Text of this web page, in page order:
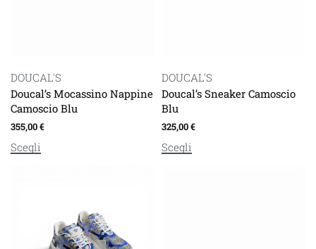
DOUCAL'S
Doucal’s Mocassino Nappine
Camoscio Blu
355,00€
Scegli
DOUCAL'S
Doucal’s Sneaker Camoscio
Blu
325,00€
Scegli